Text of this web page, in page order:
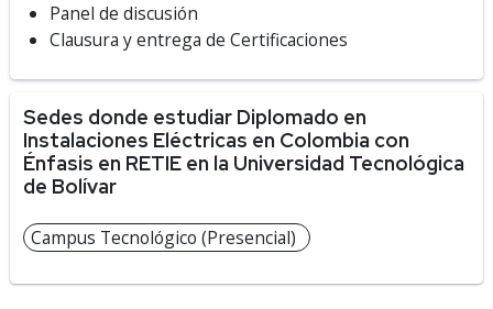
Panel de discusión
Clausura y entrega de Certificaciones
Sedes donde estudiar Diplomado en
Instalaciones Eléctricas en Colombia con
Énfasis en RETIE en la Universidad Tecnológica
de Bolívar
Campus Tecnológico (Presencial)